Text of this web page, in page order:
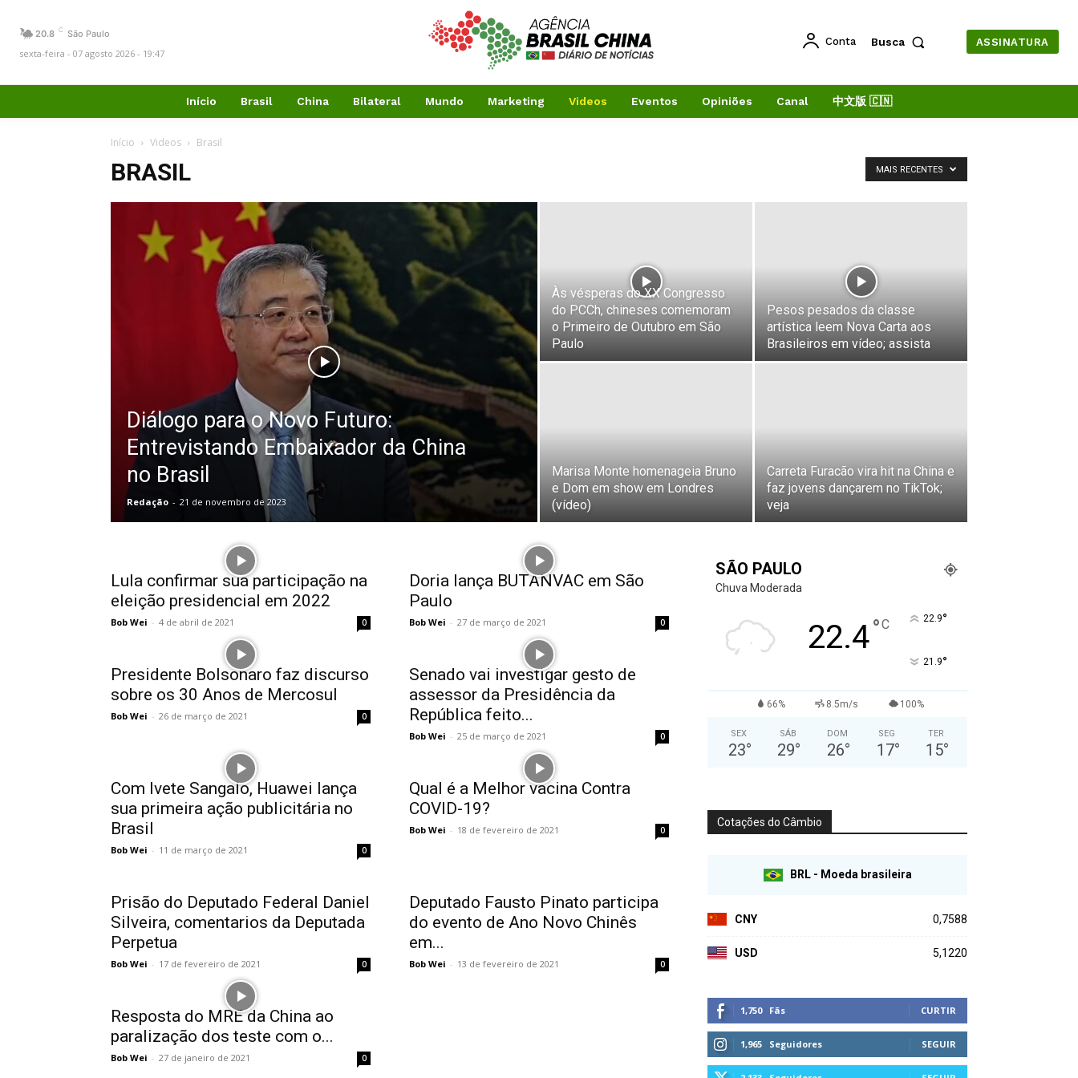
20.8 C São Paulo
sexta-feira - 07 agosto 2026 - 19:47
Conta Busca ASSINATURA
Início Brasil China Bilateral Mundo Marketing Videos Eventos Opiniões Canal 中文版 🇨🇳
Início Videos Brasil
BRASIL MAIS RECENTES
Diálogo para o Novo Futuro:
Entrevistando Embaixador da China
no Brasil
Redação - 21 de novembro de 2023
Às vésperas do XX Congresso
do PCCh, chineses comemoram
o Primeiro de Outubro em São
Paulo
Pesos pesados da classe
artística leem Nova Carta aos
Brasileiros em vídeo; assista
Marisa Monte homenageia Bruno
e Dom em show em Londres
(vídeo)
Carreta Furacão vira hit na China e
faz jovens dançarem no TikTok;
veja
Lula confirmar sua participação na
eleição presidencial em 2022
Bob Wei - 4 de abril de 2021 0
Doria lança BUTANVAC em São
Paulo
Bob Wei - 27 de março de 2021 0
Presidente Bolsonaro faz discurso
sobre os 30 Anos de Mercosul
Bob Wei - 26 de março de 2021 0
Senado vai investigar gesto de
assessor da Presidência da
República feito...
Bob Wei - 25 de março de 2021 0
Com Ivete Sangalo, Huawei lança
sua primeira ação publicitária no
Brasil
Bob Wei - 11 de março de 2021 0
Qual é a Melhor vacina Contra
COVID-19?
Bob Wei - 18 de fevereiro de 2021 0
Prisão do Deputado Federal Daniel
Silveira, comentarios da Deputada
Perpetua
Bob Wei - 17 de fevereiro de 2021 0
Deputado Fausto Pinato participa
do evento de Ano Novo Chinês
em...
Bob Wei - 13 de fevereiro de 2021 0
Resposta do MRE da China ao
paralização dos teste com o...
Bob Wei - 27 de janeiro de 2021 0
SÃO PAULO
Chuva Moderada
22.4°C 22.9°
21.9°
66% 8.5m/s 100%
SEX
23°
SÁB
29°
DOM
26°
SEG
17°
TER
15°
Cotações do Câmbio
BRL - Moeda brasileira
CNY 0,7588
USD 5,1220
1,750 Fãs CURTIR
1,965 Seguidores SEGUIR